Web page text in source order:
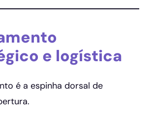
e logística
é a espinha dorsal de